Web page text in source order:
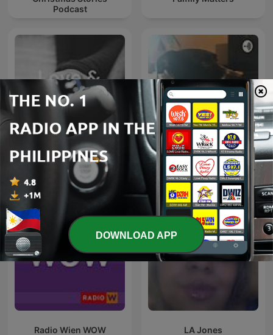
Podcast
Love & Love Creepy pasta
Radio Wien WOW LA Jones
DOWNLOAD APP